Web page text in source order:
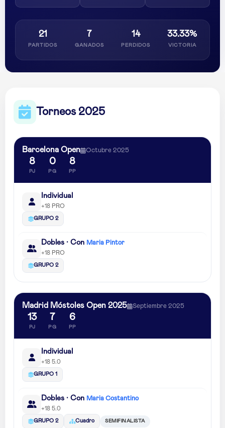
21
PARTIDOS
7
GANADOS
14
PERDIDOS
33.33%
VICTORIA
Torneos 2025
Barcelona Open Octubre 2025
8
PJ
0
PG
8
PP
Individual
+18 PRO
GRUPO 2
Dobles · Con Maria Pintor
+18 PRO
GRUPO 2
Madrid Móstoles Open 2025 Septiembre 2025
13
PJ
7
PG
6
PP
Individual
+18 5.0
GRUPO 1
Dobles · Con Maria Costantino
+18 5.0
GRUPO 2 Cuadro SEMIFINALISTA